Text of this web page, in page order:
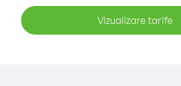
Vizualizare tarife